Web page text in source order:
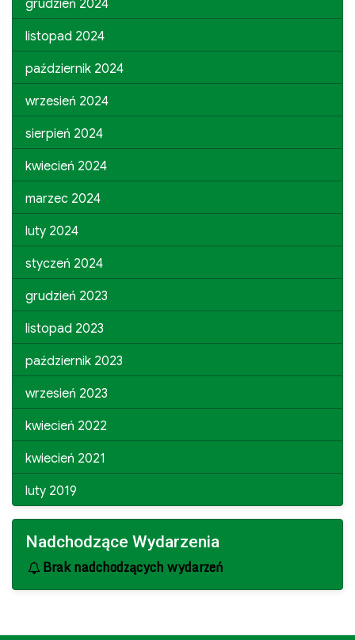
grudzień 2024
listopad 2024
październik 2024
wrzesień 2024
sierpień 2024
kwiecień 2024
marzec 2024
luty 2024
styczeń 2024
grudzień 2023
listopad 2023
październik 2023
wrzesień 2023
kwiecień 2022
kwiecień 2021
luty 2019
Nadchodzące Wydarzenia
Brak nadchodzących wydarzeń